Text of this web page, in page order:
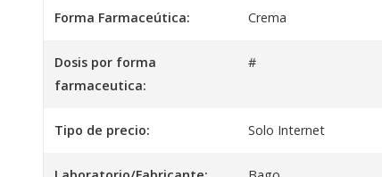
Forma Farmaceútica: Crema
Dosis por forma
farmaceutica:
#
Tipo de precio: Solo Internet